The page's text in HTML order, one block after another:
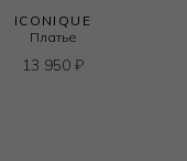
ICONIQUE
Платье
13 950 ₽